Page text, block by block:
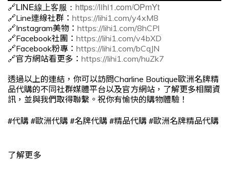
🔗LINE線上客服： https://lihi1.com/OPmYt
🔗Line連線社群： https://lihi1.com/y4xM8
🔗Instagram美物： https://lihi1.com/8hCPl
🔗Facebook社團： https://lihi1.com/v4bXD
🔗Facebook粉專： https://lihi1.com/bCqJN
🔗官方網站看更多： https://lihi1.com/huZk7
透過以上的連結，你可以訪問Charline Boutique歐洲名牌精
品代購的不同社群媒體平台以及官方網站，了解更多相關資
訊，並與我們取得聯繫。祝你有愉快的購物體驗！
#代購 #歐洲代購 #名牌代購 #精品代購 #歐洲名牌精品代購
了解更多